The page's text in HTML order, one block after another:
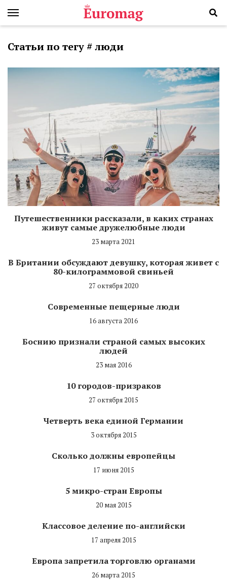
Статьи по тегу # люди
Путешественники рассказали, в каких странах
живут самые дружелюбные люди
23 марта 2021
В Британии обсуждают девушку, которая живет с
80-килограммовой свиньей
27 октября 2020
Современные пещерные люди
16 августа 2016
Боснию признали страной самых высоких
людей
23 мая 2016
10 городов-призраков
27 октября 2015
Четверть века единой Германии
3 октября 2015
Сколько должны европейцы
17 июня 2015
5 микро-стран Европы
20 мая 2015
Классовое деление по-английски
17 апреля 2015
Европа запретила торговлю органами
26 марта 2015